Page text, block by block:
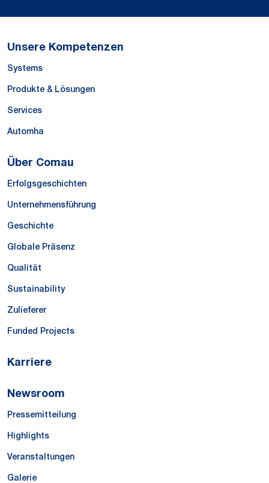
Unsere Kompetenzen
Systems
Produkte & Lösungen
Services
Automha
Über Comau
Erfolgsgeschichten
Unternehmensführung
Geschichte
Globale Präsenz
Qualität
Sustainability
Zulieferer
Funded Projects
Karriere
Newsroom
Pressemitteilung
Highlights
Veranstaltungen
Galerie